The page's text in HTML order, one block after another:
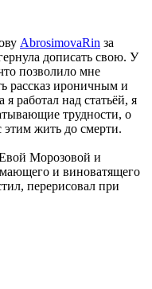
AbrosimovaRin за
дописать свою. У
позволило мне
рассказ ироничным и
работал над статьёй, я
трудности, о
этим жить до смерти.
Морозовой и
и виноватящего
перерисовал при